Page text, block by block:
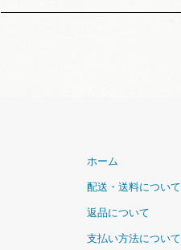
ホーム
配送・送料について
返品について
支払い方法について